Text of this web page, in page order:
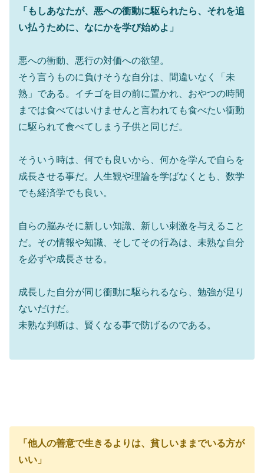
「もしあなたが、悪への衝動に駆られたら、それを追
い払うために、なにかを学び始めよ」
悪への衝動、悪行の対価への欲望。
そう言うものに負けそうな自分は、間違いなく「未
熟」である。イチゴを目の前に置かれ、おやつの時間
までは食べてはいけませんと言われても食べたい衝動
に駆られて食べてしまう子供と同じだ。
そういう時は、何でも良いから、何かを学んで自らを
成長させる事だ。人生観や理論を学ばなくとも、数学
でも経済学でも良い。
自らの脳みそに新しい知識、新しい刺激を与えること
だ。その情報や知識、そしてその行為は、未熟な自分
を必ずや成長させる。
成長した自分が同じ衝動に駆られるなら、勉強が足り
ないだけだ。
未熟な判断は、賢くなる事で防げるのである。
「他人の善意で生きるよりは、貧しいままでいる方が
いい」